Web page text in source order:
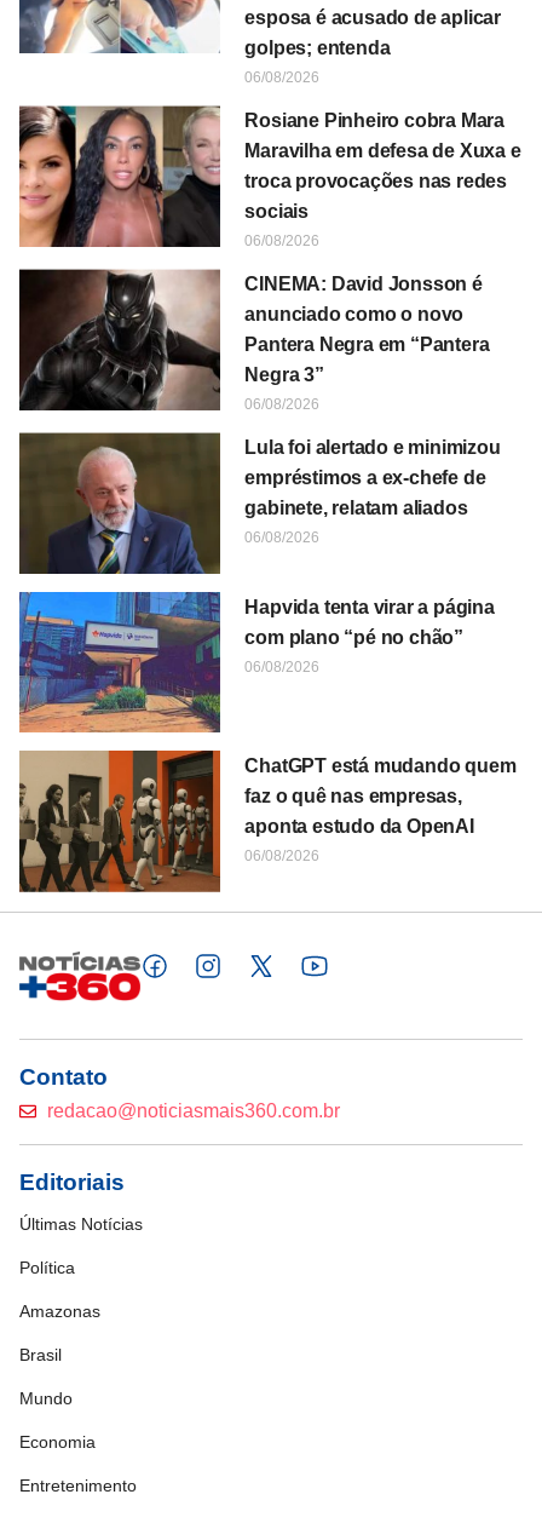
esposa é acusado de aplicar
golpes; entenda
06/08/2026
Rosiane Pinheiro cobra Mara
Maravilha em defesa de Xuxa e
troca provocações nas redes
sociais
06/08/2026
CINEMA: David Jonsson é
anunciado como o novo
Pantera Negra em “Pantera
Negra 3”
06/08/2026
Lula foi alertado e minimizou
empréstimos a ex-chefe de
gabinete, relatam aliados
06/08/2026
Hapvida tenta virar a página
com plano “pé no chão”
06/08/2026
ChatGPT está mudando quem
faz o quê nas empresas,
aponta estudo da OpenAI
06/08/2026
Contato
redacao@noticiasmais360.com.br
Editoriais
Últimas Notícias
Política
Amazonas
Brasil
Mundo
Economia
Entretenimento